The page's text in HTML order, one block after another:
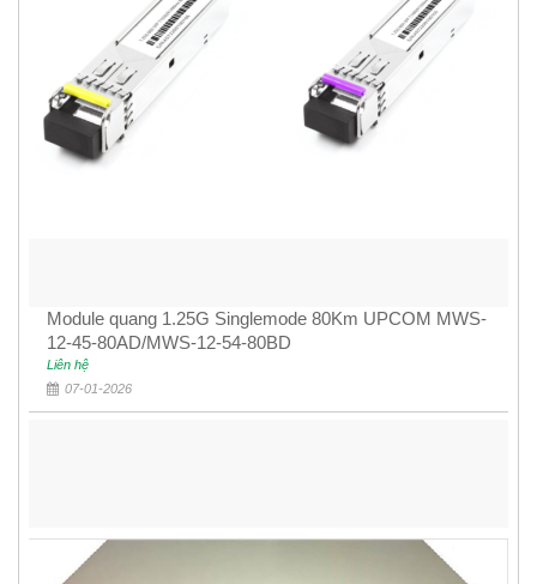
Module quang 1.25G Singlemode 80Km UPCOM MWS-
12-45-80AD/MWS-12-54-80BD
Liên hệ
07-01-2026